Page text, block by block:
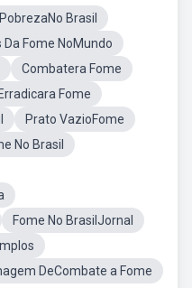
Brasil
Da Fome NoMundo
Combatera Fome
Erradicara Fome
Prato VazioFome
No Brasil
Fome No BrasilJornal
DeCombate a Fome